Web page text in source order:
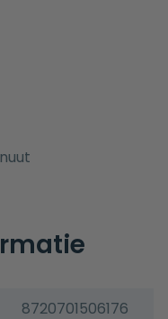
8720701506176